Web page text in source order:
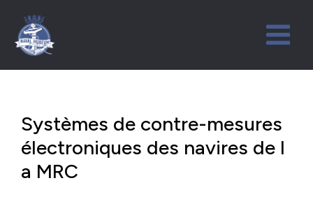
Systèmes de contre-mesures
électroniques des navires de l
a MRC